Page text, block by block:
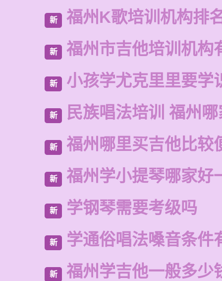
新 福州K歌培训机构排
新 福州市吉他培训机构
新 小孩学尤克里里要学
新 民族唱法培训 福州
新 福州哪里买吉他比较
新 福州学小提琴哪家好
新 学钢琴需要考级吗
新 学通俗唱法嗓音条件
新 福州学吉他一般多少